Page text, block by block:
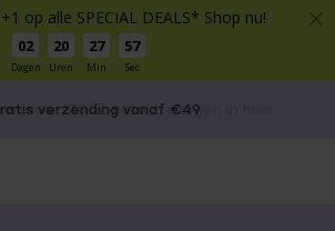
op alle SPECIAL DEALS* Shop nu!
02
Dagen
20
Uren
27
Min
57
Sec
verzending vanaf €49